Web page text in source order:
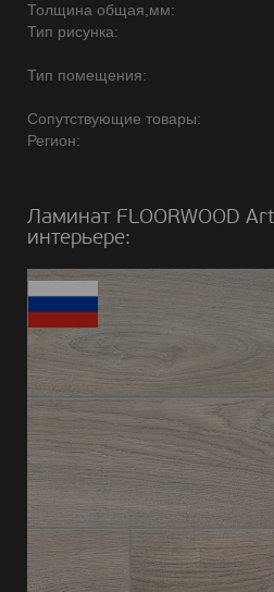
Толщина общая,мм:
Тип рисунка:
Тип помещения:
Сопутствующие товары:
Регион:
Ламинат FLOORWOOD
интерьере: